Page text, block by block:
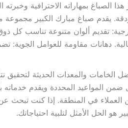
الصباغ بمهاراته الاحترافية
يقدم صباغ مبارك الكبير
تقديم ألوان متنوعة تناسب كل
دهانات مقاومة للعوامل الجوية:
الخامات والمعدات الحديثة لتحقيق
ضمن المواعيد المحددة ويقدم خدماته
العملاء في المنطقة. إذا كنت تبحث
هو الحل الأمثل لتلبية احتياجاتك.